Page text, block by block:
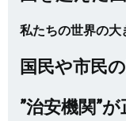
私たちの世界の大
国民や市民
”治安機関”